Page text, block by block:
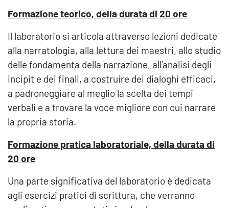
Formazione teorico, della durata di 20 ore
Il laboratorio si articola attraverso lezioni dedicate
alla narratologia, alla lettura dei maestri, allo studio
delle fondamenta della narrazione, all’analisi degli
incipit e dei finali, a costruire dei dialoghi efficaci,
a padroneggiare al meglio la scelta dei tempi
verbali e a trovare la voce migliore con cui narrare
la propria storia.
Formazione pratica laboratoriale, della durata di
20 ore
Una parte significativa del laboratorio è dedicata
agli esercizi pratici di scrittura, che verranno